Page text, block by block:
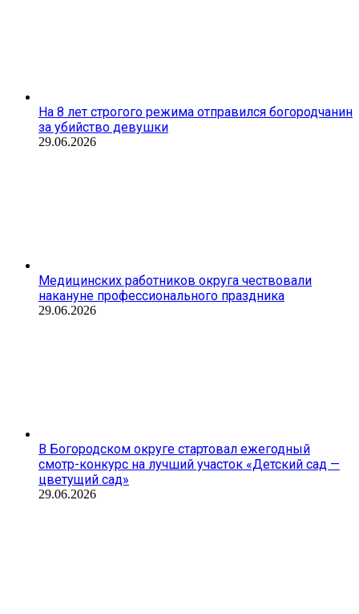
На 8 лет строгого режима отправился богородчанин
за убийство девушки
29.06.2026
Медицинских работников округа чествовали
накануне профессионального праздника
29.06.2026
В Богородском округе стартовал ежегодный
смотр-конкурс на лучший участок «Детский сад —
цветущий сад»
29.06.2026